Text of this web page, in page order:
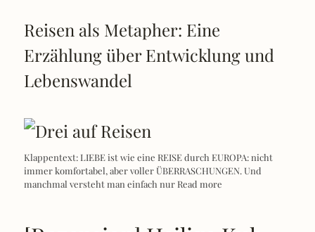
Erzählung über Entwicklung und
Lebenswandel
Klappentext: LIEBE ist wie eine REISE durch EUROPA: nicht
manchmal versteht man einfach nurRead more